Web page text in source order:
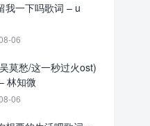
我一下吗歌词 – u
06
莫愁/这一秒过火ost)
林知微
06